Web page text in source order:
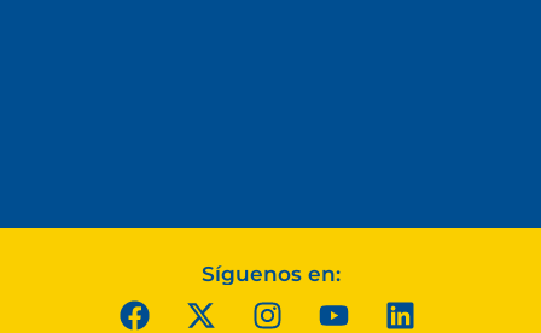
Síguenos en: